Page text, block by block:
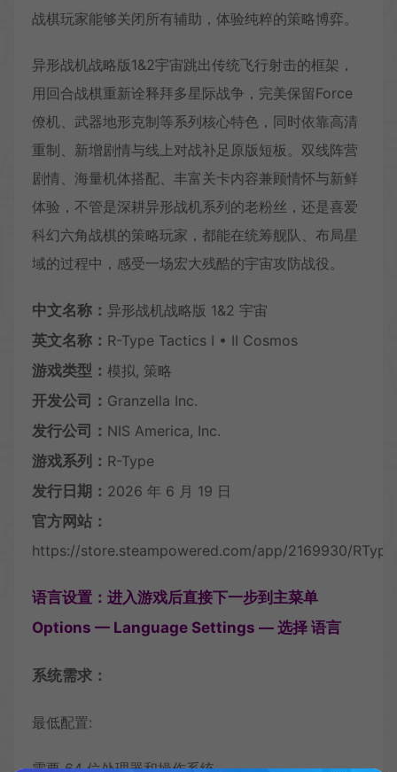
战棋玩家能够关闭所有辅助，体验纯粹的策略博弈。
异形战机战略版1&2宇宙跳出传统飞行射击的框架，
用回合战棋重新诠释拜多星际战争，完美保留Force
僚机、武器地形克制等系列核心特色，同时依靠高清
重制、新增剧情与线上对战补足原版短板。双线阵营
剧情、海量机体搭配、丰富关卡内容兼顾情怀与新鲜
体验，不管是深耕异形战机系列的老粉丝，还是喜爱
科幻六角战棋的策略玩家，都能在统筹舰队、布局星
域的过程中，感受一场宏大残酷的宇宙攻防战役。
中文名称： 异形战机战略版 1&2 宇宙
英文名称： R-Type Tactics I • II Cosmos
游戏类型： 模拟, 策略
开发公司： Granzella Inc.
发行公司： NIS America, Inc.
游戏系列： R-Type
发行日期： 2026 年 6 月 19 日
官方网站：
https://store.steampowered.com/app/2169930/
语言设置：进入游戏后直接下一步到主菜单
Options — Language Settings — 选择 语言
系统需求：
最低配置:
需要 64 位处理器和操作系统